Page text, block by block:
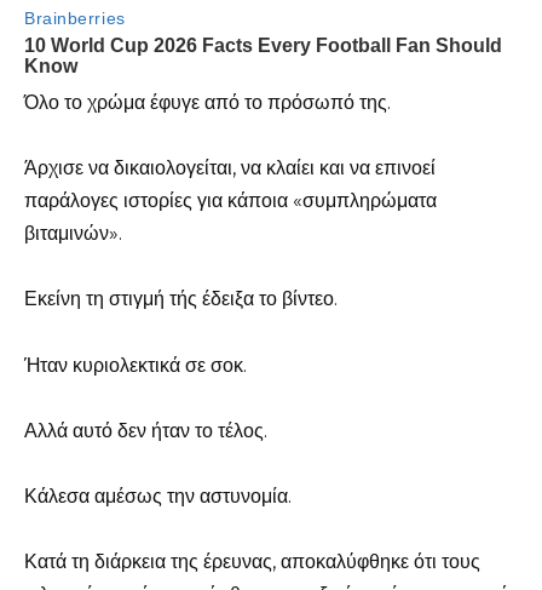
Όλο το χρώμα έφυγε από το πρόσωπό της.
Άρχισε να δικαιολογείται, να κλαίει και να επινοεί
παράλογες ιστορίες για κάποια «συμπληρώματα
βιταμινών».
Εκείνη τη στιγμή τής έδειξα το βίντεο.
Ήταν κυριολεκτικά σε σοκ.
Αλλά αυτό δεν ήταν το τέλος.
Κάλεσα αμέσως την αστυνομία.
Κατά τη διάρκεια της έρευνας, αποκαλύφθηκε ότι τους